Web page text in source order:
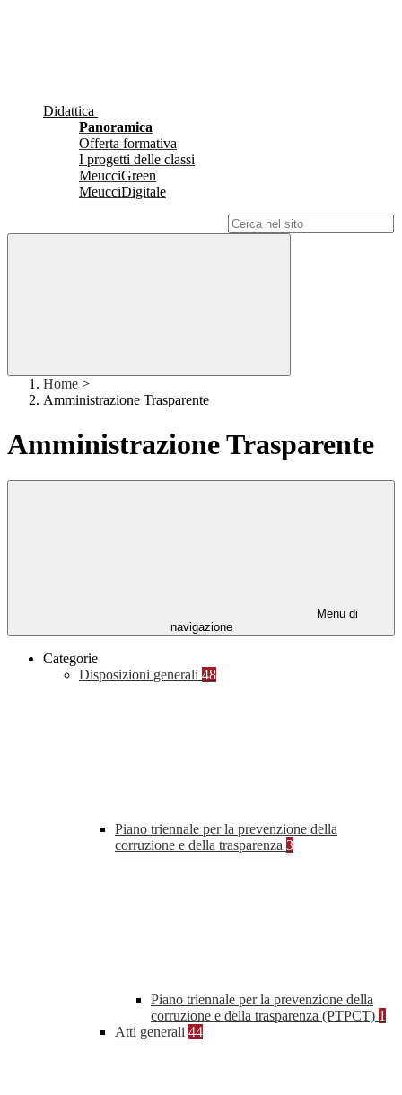
Didattica
Panoramica
Offerta formativa
I progetti delle classi
MeucciGreen
MeucciDigitale
Home >
Amministrazione Trasparente
Amministrazione Trasparente
Menu di
navigazione
Categorie
Disposizioni generali 48
Piano triennale per la prevenzione della
corruzione e della trasparenza 3
Piano triennale per la prevenzione della
corruzione e della trasparenza (PTPCT) 1
Atti generali 44